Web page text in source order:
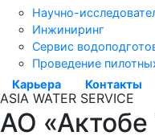
Научно-
Инжиниринг
Сервис
Проведение
Карьера
Контакты
ASIA WATER SERVICE
АО